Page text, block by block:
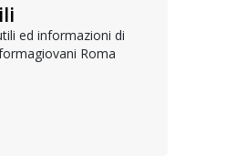
per
ed informazioni di
Roma